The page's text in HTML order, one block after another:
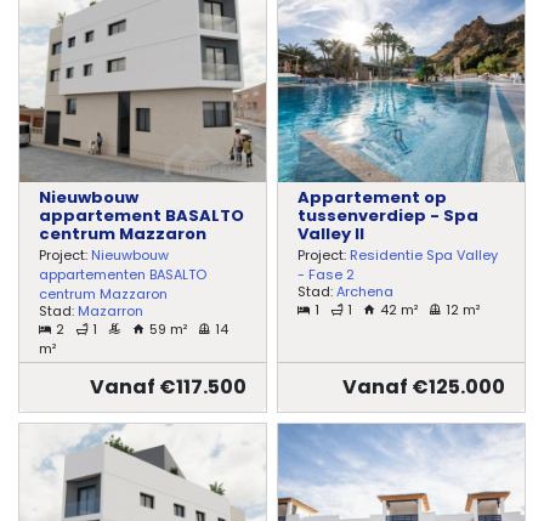
Nieuwbouw
appartement BASALTO
centrum Mazzaron
Project: Nieuwbouw
appartementen BASALTO
centrum Mazzaron
Stad: Mazarron
2
1 59 m²
14
m²
Vanaf €117.500
Appartement op
tussenverdiep - Spa
Valley II
Project: Residentie Spa Valley
- Fase 2
Stad:Archena
1
1 42 m² 12 m²
Vanaf €125.000